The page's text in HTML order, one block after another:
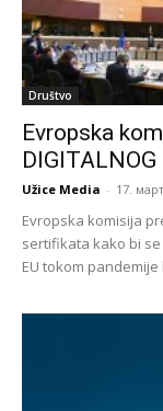
Društvo
Evropska
Užice Media - 17.
Evropska komisija
sertifikata kako bi
EU tokom pandemije